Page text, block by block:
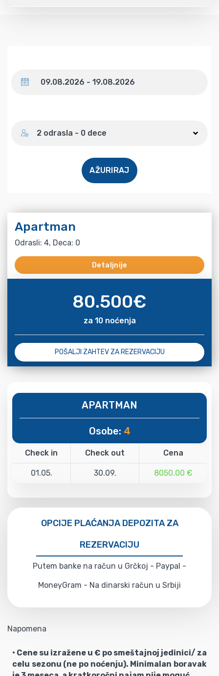
2 odrasla - 0 dece
AŽURIRAJ
Apartman
Odrasli: 4, Deca: 0
Detaljnije
80.500€
za 10 noćenja
POŠALJI ZAHTEV ZA REZERVACIJU
APARTMAN
Osobe: 4
Check in Check out Cena
01.05. 30.09. 8050.00 €
OPCIJE PLAĆANJA DEPOZITA ZA
REZERVACIJU
Putem banke na račun u Grčkoj - Paypal -
MoneyGram - Na dinarski račun u Srbiji
Napomena
• Cene su izražene u € po smeštajnoj jedinici/ za
celu sezonu (ne po noćenju). Minimalan boravak